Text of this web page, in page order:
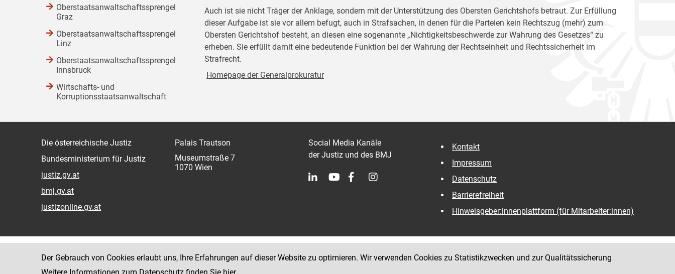
Auch ist sie nicht Träger der Anklage, sondern mit der Unterstützung des Obersten Gerichtshofs betraut. Zur Erfüllung
dieser Aufgabe ist sie vor allem befugt, auch in Strafsachen, in denen für die Parteien kein Rechtszug (mehr) zum
Obersten Gerichtshof besteht, an diesen eine sogenannte „Nichtigkeitsbeschwerde zur Wahrung des Gesetzes“ zu
erheben. Sie erfüllt damit eine bedeutende Funktion bei der Wahrung der Rechtseinheit und Rechtssicherheit im
Strafrecht.
Homepage der Generalprokuratur
Oberstaatsanwaltschaftssprengel
Graz
Oberstaatsanwaltschaftssprengel
Linz
Oberstaatsanwaltschaftssprengel
Innsbruck
Wirtschafts- und
Korruptionsstaatsanwaltschaft
Die österreichische Justiz
Bundesministerium für Justiz
justiz.gv.at
bmj.gv.at
justizonline.gv.at
Palais Trautson
Museumstraße 7
1070 Wien
Social Media Kanäle
der Justiz und des BMJ
Kontakt
Impressum
Datenschutz
Barrierefreiheit
Hinweisgeber:innenplattform (für Mitarbeiter:innen)
Der Gebrauch von Cookies erlaubt uns, Ihre Erfahrungen auf dieser Website zu optimieren. Wir verwenden Cookies zu Statistikzwecken und zur Qualitätssicherung